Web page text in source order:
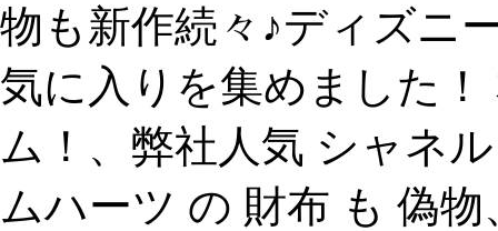
物も新作続々♪ディズニ
気に入りを集めました
ム！、弊社人気 シャネ
ムハーツ の 財布 も 偽